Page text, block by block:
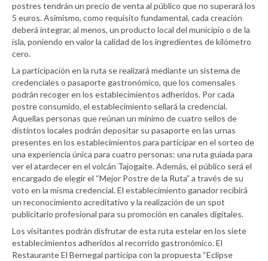
postres tendrán un precio de venta al público que no superará los
5 euros. Asimismo, como requisito fundamental, cada creación
deberá integrar, al menos, un producto local del municipio o de la
isla, poniendo en valor la calidad de los ingredientes de kilómetro
cero.
La participación en la ruta se realizará mediante un sistema de
credenciales o pasaporte gastronómico, que los comensales
podrán recoger en los establecimientos adheridos. Por cada
postre consumido, el establecimiento sellará la credencial.
Aquellas personas que reúnan un mínimo de cuatro sellos de
distintos locales podrán depositar su pasaporte en las urnas
presentes en los establecimientos para participar en el sorteo de
una experiencia única para cuatro personas: una ruta guiada para
ver el atardecer en el volcán Tajogaite. Además, el público será el
encargado de elegir el “Mejor Postre de la Ruta” a través de su
voto en la misma credencial. El establecimiento ganador recibirá
un reconocimiento acreditativo y la realización de un spot
publicitario profesional para su promoción en canales digitales.
Los visitantes podrán disfrutar de esta ruta estelar en los siete
establecimientos adheridos al recorrido gastronómico. El
Restaurante El Bernegal participa con la propuesta “Eclipse